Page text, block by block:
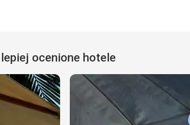
ocenione hotele